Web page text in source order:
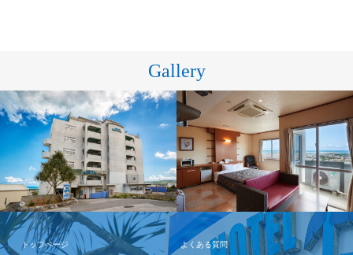
Gallery
トップページ よくある質問